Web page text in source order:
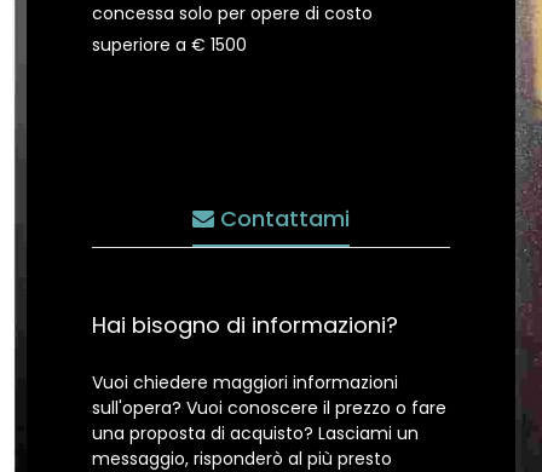
concessa solo per opere di costo
superiore a € 1500
Contattami
Hai bisogno di informazioni?
Vuoi chiedere maggiori informazioni
sull'opera? Vuoi conoscere il prezzo o fare
una proposta di acquisto? Lasciami un
messaggio, risponderò al più presto